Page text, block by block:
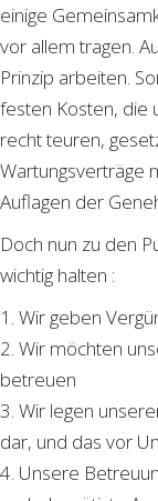
einige
vor allem tragen.
Prinzip arbeiten.
festen Kosten, die
recht teuren,
Wartungsverträge
Auflagen der
Doch nun zu den
wichtig halten :
1. Wir geben
2. Wir möchten
betreuen
3. Wir legen
dar, und das vor
4. Unsere